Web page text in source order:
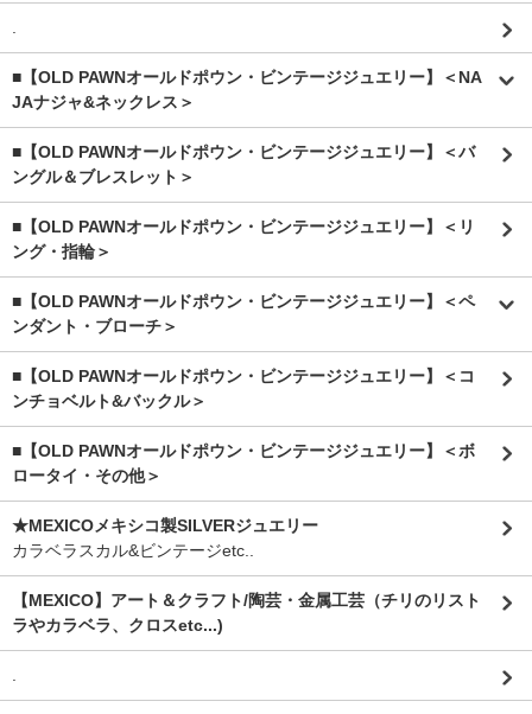
.
■【OLD PAWNオールドポウン・ビンテージジュエリー】＜NA
JAナジャ&ネックレス＞
■【OLD PAWNオールドポウン・ビンテージジュエリー】＜バ
ングル＆ブレスレット＞
■【OLD PAWNオールドポウン・ビンテージジュエリー】＜リ
ング・指輪＞
■【OLD PAWNオールドポウン・ビンテージジュエリー】＜ペ
ンダント・ブローチ＞
■【OLD PAWNオールドポウン・ビンテージジュエリー】＜コ
ンチョベルト&バックル＞
■【OLD PAWNオールドポウン・ビンテージジュエリー】＜ボ
ロータイ・その他＞
★MEXICOメキシコ製SILVERジュエリー
カラベラスカル&ビンテージetc..
【MEXICO】アート＆クラフト/陶芸・金属工芸（チリのリスト
ラやカラベラ、クロスetc...)
.